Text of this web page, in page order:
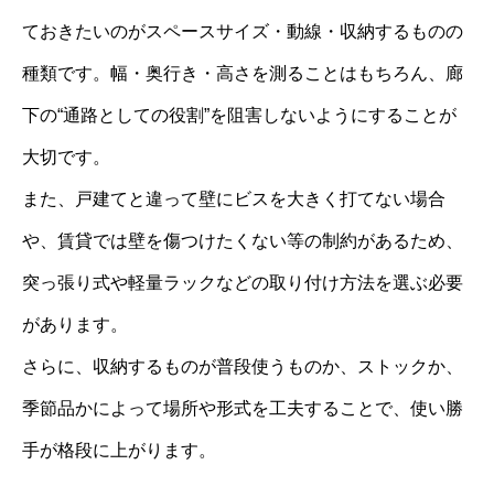
ておきたいのがスペースサイズ・動線・収納するものの
種類です。幅・奥行き・高さを測ることはもちろん、廊
下の“通路としての役割”を阻害しないようにすることが
大切です。
また、戸建てと違って壁にビスを大きく打てない場合
や、賃貸では壁を傷つけたくない等の制約があるため、
突っ張り式や軽量ラックなどの取り付け方法を選ぶ必要
があります。
さらに、収納するものが普段使うものか、ストックか、
季節品かによって場所や形式を工夫することで、使い勝
手が格段に上がります。